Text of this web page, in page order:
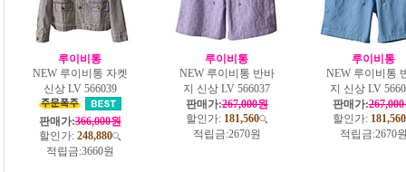
루이비통
NEW 루이비통 자켓
신상 LV 566039
판매가:366,000원
할인가: 248,880
적립금:3660원
루이비통
NEW 루이비통 반바
지 신상 LV 566037
판매가:267,000원
할인가: 181,560
적립금:2670원
루이비통
NEW 루이비통
지 신상 LV
판매가:
할인가: 181,560
적립금:2670